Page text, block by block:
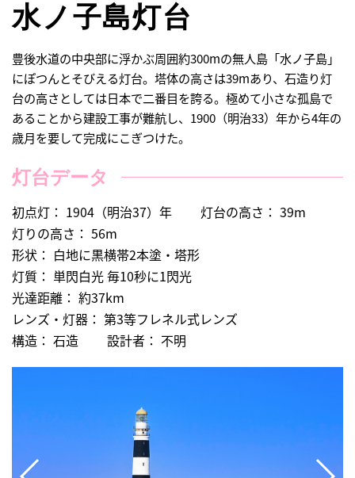
水ノ子島灯台
豊後水道の中央部に浮かぶ周囲約300mの無人島「水ノ子島」
にぽつんとそびえる灯台。塔体の高さは39mあり、石造り灯
台の高さとしては日本で二番目を誇る。極めて小さな孤島で
あることから建設工事が難航し、1900（明治33）年から4年の
歳月を要して完成にこぎつけた。
灯台データ
初点灯： 1904（明治37）年
灯台の高さ： 39m
灯りの高さ： 56m
形状： 白地に黒横帯2本塗・塔形
灯質： 単閃白光 毎10秒に1閃光
光達距離： 約37km
レンズ・灯器： 第3等フレネル式レンズ
構造： 石造
設計者： 不明